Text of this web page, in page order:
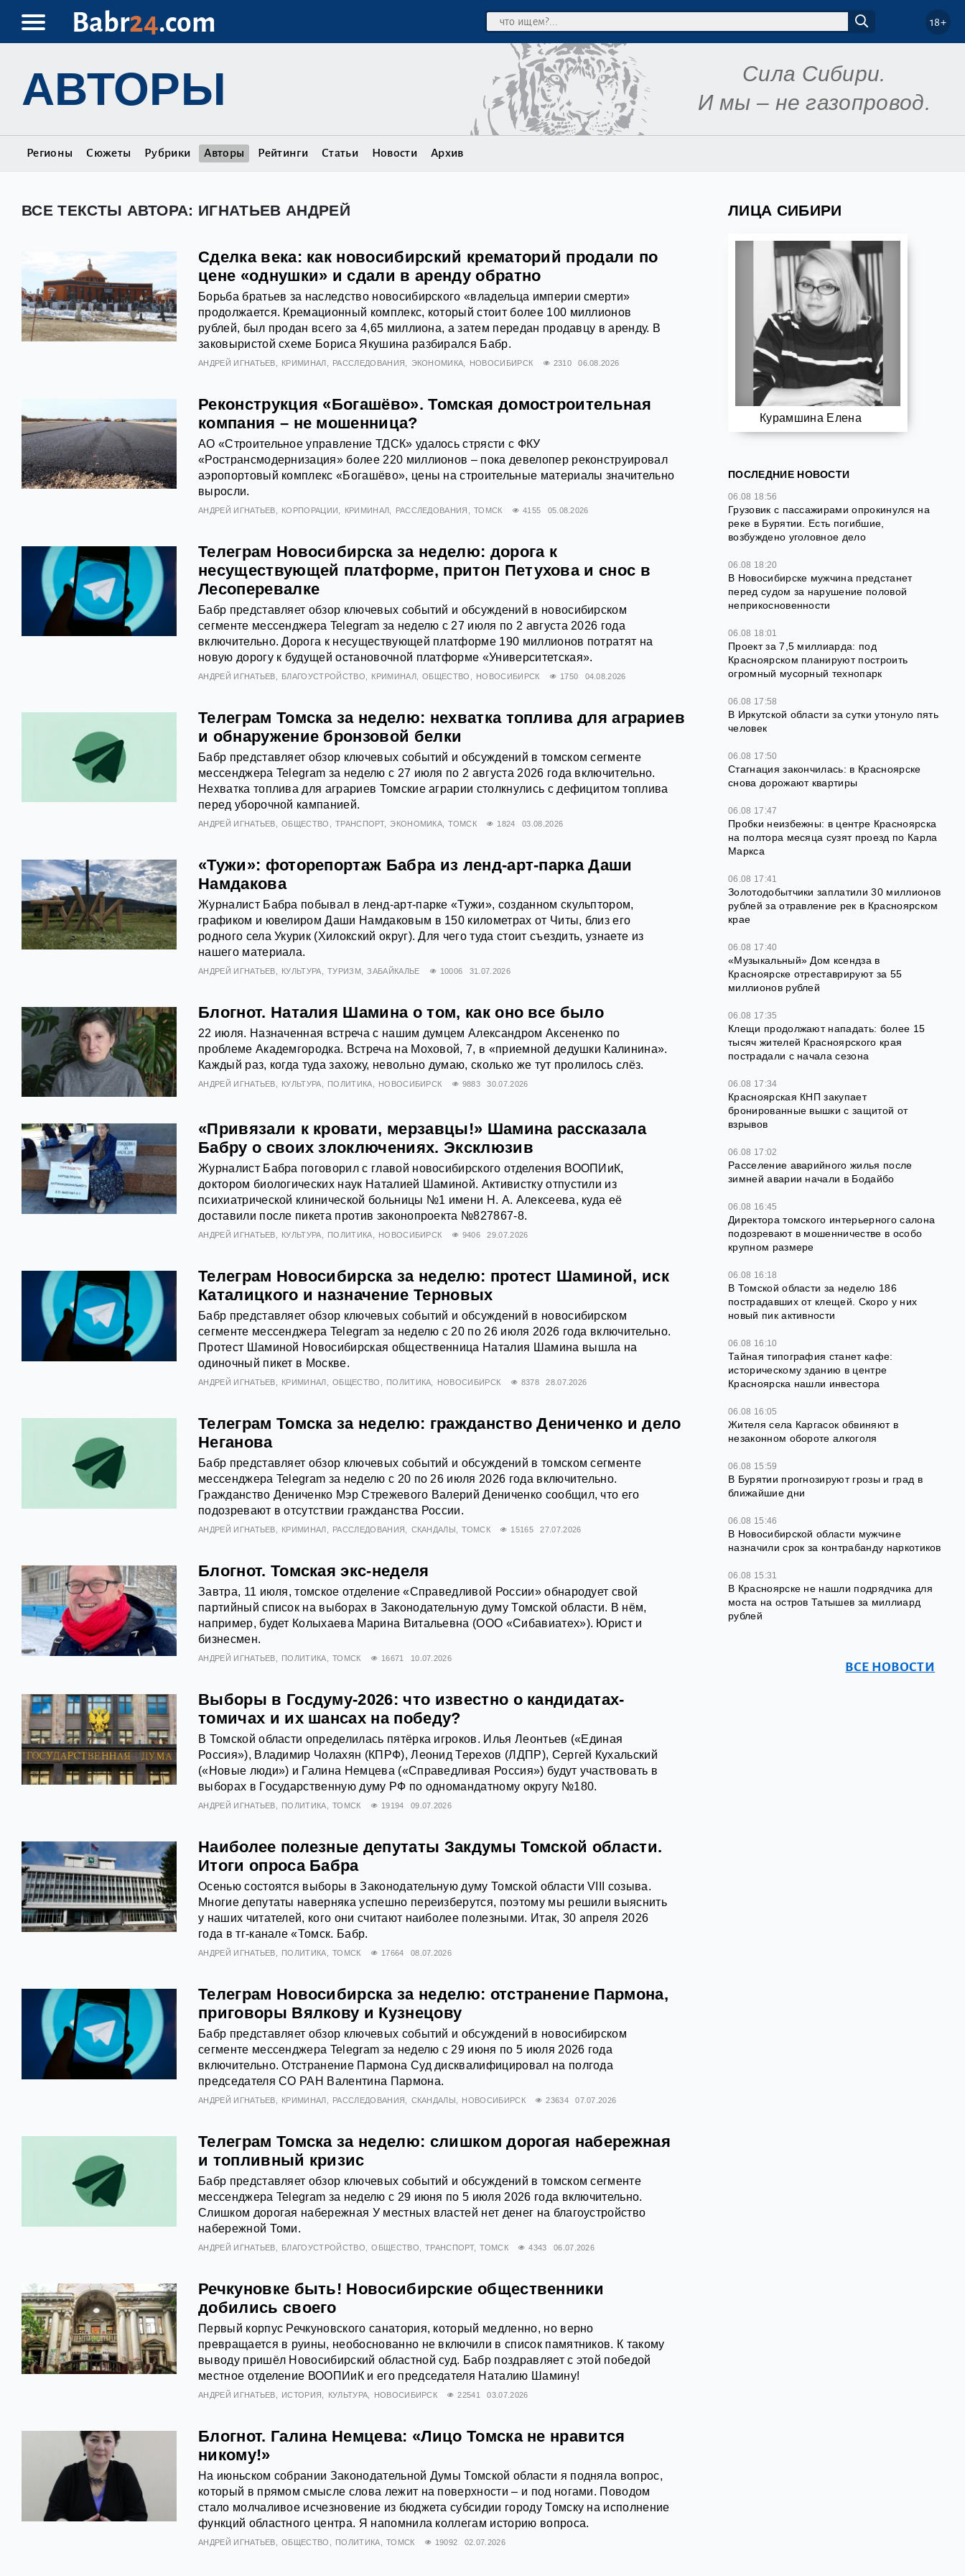
Babr24.com 18+
Сила Сибири.
И мы – не газопровод.
АВТОРЫ
Регионы Сюжеты Рубрики Авторы Рейтинги Статьи Новости Архив
ВСЕ ТЕКСТЫ АВТОРА: ИГНАТЬЕВ АНДРЕЙ
Сделка века: как новосибирский крематорий продали по
цене «однушки» и сдали в аренду обратно
Борьба братьев за наследство новосибирского «владельца империи смерти»
продолжается. Кремационный комплекс, который стоит более 100 миллионов
рублей, был продан всего за 4,65 миллиона, а затем передан продавцу в аренду. В
заковыристой схеме Бориса Якушина разбирался Бабр.
АНДРЕЙ ИГНАТЬЕВ КРИМИНАЛ РАССЛЕДОВАНИЯ ЭКОНОМИКА НОВОСИБИРСК 2310 06.08.2026
Реконструкция «Богашёво». Томская домостроительная
компания – не мошенница?
АО «Строительное управление ТДСК» удалось стрясти с ФКУ
«Ространсмодернизация» более 220 миллионов – пока девелопер реконструировал
аэропортовый комплекс «Богашёво», цены на строительные материалы значительно
выросли.
АНДРЕЙ ИГНАТЬЕВ КОРПОРАЦИИ КРИМИНАЛ РАССЛЕДОВАНИЯ ТОМСК 4155 05.08.2026
Телеграм Новосибирска за неделю: дорога к
несуществующей платформе, притон Петухова и снос в
Лесоперевалке
Бабр представляет обзор ключевых событий и обсуждений в новосибирском
сегменте мессенджера Telegram за неделю с 27 июля по 2 августа 2026 года
включительно. Дорога к несуществующей платформе 190 миллионов потратят на
новую дорогу к будущей остановочной платформе «Университетская».
АНДРЕЙ ИГНАТЬЕВ БЛАГОУСТРОЙСТВО КРИМИНАЛ ОБЩЕСТВО НОВОСИБИРСК 1750 04.08.2026
Телеграм Томска за неделю: нехватка топлива для аграриев
и обнаружение бронзовой белки
Бабр представляет обзор ключевых событий и обсуждений в томском сегменте
мессенджера Telegram за неделю с 27 июля по 2 августа 2026 года включительно.
Нехватка топлива для аграриев Томские аграрии столкнулись с дефицитом топлива
перед уборочной кампанией.
АНДРЕЙ ИГНАТЬЕВ ОБЩЕСТВО ТРАНСПОРТ ЭКОНОМИКА ТОМСК 1824 03.08.2026
«Тужи»: фоторепортаж Бабра из ленд-арт-парка Даши
Намдакова
Журналист Бабра побывал в ленд-арт-парке «Тужи», созданном скульптором,
графиком и ювелиром Даши Намдаковым в 150 километрах от Читы, близ его
родного села Укурик (Хилокский округ). Для чего туда стоит съездить, узнаете из
нашего материала.
АНДРЕЙ ИГНАТЬЕВ КУЛЬТУРА ТУРИЗМ ЗАБАЙКАЛЬЕ 10006 31.07.2026
Блогнот. Наталия Шамина о том, как оно все было
22 июля. Назначенная встреча с нашим думцем Александром Аксененко по
проблеме Академгородка. Встреча на Моховой, 7, в «приемной дедушки Калинина».
Каждый раз, когда туда захожу, невольно думаю, сколько же тут пролилось слёз.
АНДРЕЙ ИГНАТЬЕВ КУЛЬТУРА ПОЛИТИКА НОВОСИБИРСК 9883 30.07.2026
«Привязали к кровати, мерзавцы!» Шамина рассказала
Бабру о своих злоключениях. Эксклюзив
Журналист Бабра поговорил с главой новосибирского отделения ВООПИиК,
доктором биологических наук Наталией Шаминой. Активистку отпустили из
психиатрической клинической больницы №1 имени Н. А. Алексеева, куда её
доставили после пикета против законопроекта №827867-8.
АНДРЕЙ ИГНАТЬЕВ КУЛЬТУРА ПОЛИТИКА НОВОСИБИРСК 9406 29.07.2026
Телеграм Новосибирска за неделю: протест Шаминой, иск
Каталицкого и назначение Терновых
Бабр представляет обзор ключевых событий и обсуждений в новосибирском
сегменте мессенджера Telegram за неделю с 20 по 26 июля 2026 года включительно.
Протест Шаминой Новосибирская общественница Наталия Шамина вышла на
одиночный пикет в Москве.
АНДРЕЙ ИГНАТЬЕВ КРИМИНАЛ ОБЩЕСТВО ПОЛИТИКА НОВОСИБИРСК 8378 28.07.2026
Телеграм Томска за неделю: гражданство Дениченко и дело
Неганова
Бабр представляет обзор ключевых событий и обсуждений в томском сегменте
мессенджера Telegram за неделю с 20 по 26 июля 2026 года включительно.
Гражданство Дениченко Мэр Стрежевого Валерий Дениченко сообщил, что его
подозревают в отсутствии гражданства России.
АНДРЕЙ ИГНАТЬЕВ КРИМИНАЛ РАССЛЕДОВАНИЯ СКАНДАЛЫ ТОМСК 15165 27.07.2026
Блогнот. Томская экс-неделя
Завтра, 11 июля, томское отделение «Справедливой России» обнародует свой
партийный список на выборах в Законодательную думу Томской области. В нём,
например, будет Колыхаева Марина Витальевна (ООО «Сибавиатех»). Юрист и
бизнесмен.
АНДРЕЙ ИГНАТЬЕВ ПОЛИТИКА ТОМСК 16671 10.07.2026
Выборы в Госдуму-2026: что известно о кандидатах-
томичах и их шансах на победу?
В Томской области определилась пятёрка игроков. Илья Леонтьев («Единая
Россия»), Владимир Чолахян (КПРФ), Леонид Терехов (ЛДПР), Сергей Кухальский
(«Новые люди») и Галина Немцева («Справедливая Россия») будут участвовать в
выборах в Государственную думу РФ по одномандатному округу №180.
АНДРЕЙ ИГНАТЬЕВ ПОЛИТИКА ТОМСК 19194 09.07.2026
Наиболее полезные депутаты Закдумы Томской области.
Итоги опроса Бабра
Осенью состоятся выборы в Законодательную думу Томской области VIII созыва.
Многие депутаты наверняка успешно переизберутся, поэтому мы решили выяснить
у наших читателей, кого они считают наиболее полезными. Итак, 30 апреля 2026
года в тг-канале «Томск. Бабр.
АНДРЕЙ ИГНАТЬЕВ ПОЛИТИКА ТОМСК 17664 08.07.2026
Телеграм Новосибирска за неделю: отстранение Пармона,
приговоры Вялкову и Кузнецову
Бабр представляет обзор ключевых событий и обсуждений в новосибирском
сегменте мессенджера Telegram за неделю с 29 июня по 5 июля 2026 года
включительно. Отстранение Пармона Суд дисквалифицировал на полгода
председателя СО РАН Валентина Пармона.
АНДРЕЙ ИГНАТЬЕВ КРИМИНАЛ РАССЛЕДОВАНИЯ СКАНДАЛЫ НОВОСИБИРСК 23634 07.07.2026
Телеграм Томска за неделю: слишком дорогая набережная
и топливный кризис
Бабр представляет обзор ключевых событий и обсуждений в томском сегменте
мессенджера Telegram за неделю с 29 июня по 5 июля 2026 года включительно.
Слишком дорогая набережная У местных властей нет денег на благоустройство
набережной Томи.
АНДРЕЙ ИГНАТЬЕВ БЛАГОУСТРОЙСТВО ОБЩЕСТВО ТРАНСПОРТ ТОМСК 4343 06.07.2026
Речкуновке быть! Новосибирские общественники
добились своего
Первый корпус Речкуновского санатория, который медленно, но верно
превращается в руины, необоснованно не включили в список памятников. К такому
выводу пришёл Новосибирский областной суд. Бабр поздравляет с этой победой
местное отделение ВООПИиК и его председателя Наталию Шамину!
АНДРЕЙ ИГНАТЬЕВ ИСТОРИЯ КУЛЬТУРА НОВОСИБИРСК 22541 03.07.2026
Блогнот. Галина Немцева: «Лицо Томска не нравится
никому!»
На июньском собрании Законодательной Думы Томской области я подняла вопрос,
который в прямом смысле слова лежит на поверхности – и под ногами. Поводом
стало молчаливое исчезновение из бюджета субсидии городу Томску на исполнение
функций областного центра. Я напомнила коллегам историю вопроса.
АНДРЕЙ ИГНАТЬЕВ ОБЩЕСТВО ПОЛИТИКА ТОМСК 19092 02.07.2026
ЛИЦА СИБИРИ
Курамшина Елена
ПОСЛЕДНИЕ НОВОСТИ
06.08 18:56
Грузовик с пассажирами опрокинулся на
реке в Бурятии. Есть погибшие,
возбуждено уголовное дело
06.08 18:20
В Новосибирске мужчина предстанет
перед судом за нарушение половой
неприкосновенности
06.08 18:01
Проект за 7,5 миллиарда: под
Красноярском планируют построить
огромный мусорный технопарк
06.08 17:58
В Иркутской области за сутки утонуло пять
человек
06.08 17:50
Стагнация закончилась: в Красноярске
снова дорожают квартиры
06.08 17:47
Пробки неизбежны: в центре Красноярска
на полтора месяца сузят проезд по Карла
Маркса
06.08 17:41
Золотодобытчики заплатили 30 миллионов
рублей за отравление рек в Красноярском
крае
06.08 17:40
«Музыкальный» Дом ксендза в
Красноярске отреставрируют за 55
миллионов рублей
06.08 17:35
Клещи продолжают нападать: более 15
тысяч жителей Красноярского края
пострадали с начала сезона
06.08 17:34
Красноярская КНП закупает
бронированные вышки с защитой от
взрывов
06.08 17:02
Расселение аварийного жилья после
зимней аварии начали в Бодайбо
06.08 16:45
Директора томского интерьерного салона
подозревают в мошенничестве в особо
крупном размере
06.08 16:18
В Томской области за неделю 186
пострадавших от клещей. Скоро у них
новый пик активности
06.08 16:10
Тайная типография станет кафе:
историческому зданию в центре
Красноярска нашли инвестора
06.08 16:05
Жителя села Каргасок обвиняют в
незаконном обороте алкоголя
06.08 15:59
В Бурятии прогнозируют грозы и град в
ближайшие дни
06.08 15:46
В Новосибирской области мужчине
назначили срок за контрабанду наркотиков
06.08 15:31
В Красноярске не нашли подрядчика для
моста на остров Татышев за миллиард
рублей
ВСЕ НОВОСТИ